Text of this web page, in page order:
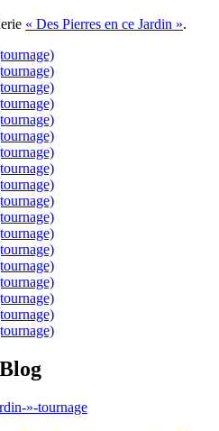
« Des Pierres en ce Jardin ».